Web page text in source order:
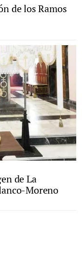
de los Ramos
de La
Moreno